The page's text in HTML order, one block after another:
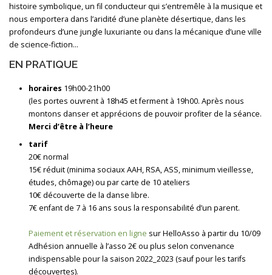
histoire symbolique, un fil conducteur qui s’entremêle à la musique et
nous emportera dans l’aridité d’une planète désertique, dans les
profondeurs d’une jungle luxuriante ou dans la mécanique d’une ville
de science-fiction…
EN PRATIQUE
horaires 19h00-21h00
(les portes ouvrent à 18h45 et ferment à 19h00. Après nous
montons danser et apprécions de pouvoir profiter de la séance.
Merci d’être à l’heure
tarif
20€ normal
15€ réduit (minima sociaux AAH, RSA, ASS, minimum vieillesse,
études, chômage) ou par carte de 10 ateliers
10€ découverte de la danse libre.
7€ enfant de 7 à 16 ans sous la responsabilité d’un parent.
Paiement et réservation en ligne sur HelloAsso à partir du 10/09
Adhésion annuelle à l’asso 2€ ou plus selon convenance
indispensable pour la saison 2022_2023 (sauf pour les tarifs
découvertes).